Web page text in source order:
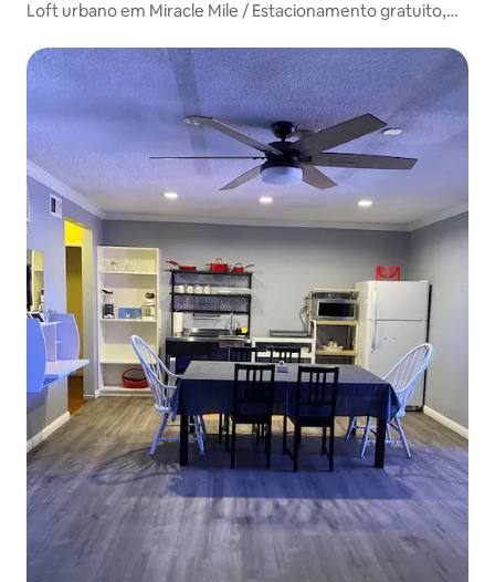
Loft urbano em Miracle Mile / Estacionamento gratuito,